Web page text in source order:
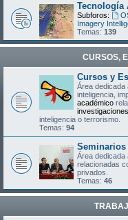
Tecnología
Subforos:
Imagery
Temas: 139
CURSOS,
Cursos y
Área dedicada
inteligencia,
académico
inteligencia o terrorismo.
Temas: 94
Seminarios
Área dedicada
relacionadas
privados.
Temas: 46